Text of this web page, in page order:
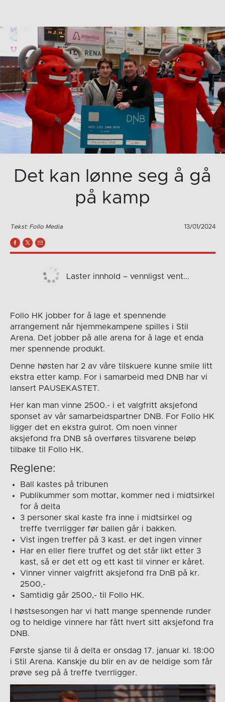
Det kan lønne seg å gå
på kamp
Tekst: Follo Media 13/01/2024
Laster innhold – vennligst vent...
Follo HK jobber for å lage et spennende
arrangement når hjemmekampene spilles i Stil
Arena. Det jobber på alle arena for å lage et enda
mer spennende produkt.
Denne høsten har 2 av våre tilskuere kunne smile litt
ekstra etter kamp. For i samarbeid med DNB har vi
lansert PAUSEKASTET.
Her kan man vinne 2500.- i et valgfritt aksjefond
sponset av vår samarbeidspartner DNB. For Follo HK
ligger det en ekstra gulrot. Om noen vinner
aksjefond fra DNB så overføres tilsvarene beløp
tilbake til Follo HK.
Reglene:
Ball kastes på tribunen
Publikummer som mottar, kommer ned i midtsirkel
for å delta
3 personer skal kaste fra inne i midtsirkel og
treffe tverrligger før ballen går i bakken.
Vist ingen treffer på 3 kast. er det ingen vinner
Har en eller flere truffet og det står likt etter 3
kast, så er det ett og ett kast til vinner er kåret.
Vinner vinner valgfritt aksjefond fra DnB på kr.
2500,-
Samtidig går 2500,- til Follo HK.
I høstsesongen har vi hatt mange spennende runder
og to heldige vinnere har fått hvert sitt aksjefond fra
DNB.
Første sjanse til å delta er onsdag 17. januar kl. 18:00
i Stil Arena. Kanskje du blir en av de heldige som får
prøve seg på å treffe tverrligger.